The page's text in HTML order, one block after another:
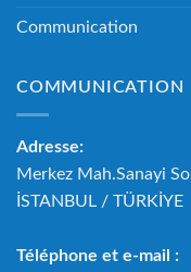
Communication
COMMUNICATION
Adresse:
Merkez Mah.Sanayi
İSTANBUL / TÜRKİYE
Téléphone et e-mail :